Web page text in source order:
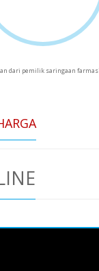
dari pemilik saringaan